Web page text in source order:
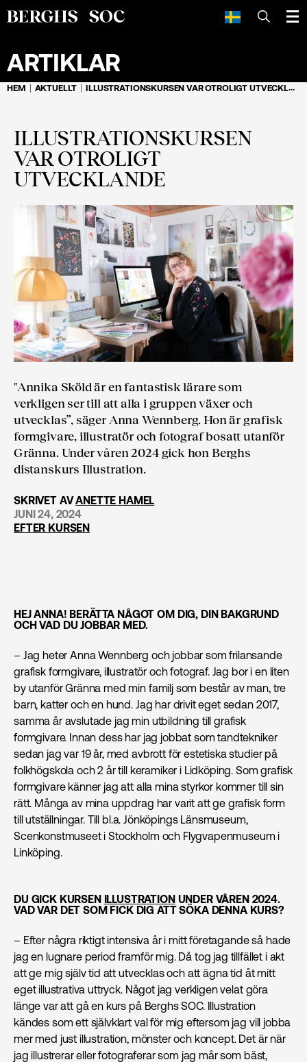
SÖK
ARTIKLAR
HEM AKTUELLT ILLUSTRATIONS­KURSEN VAR OTROLIGT UTVECKLANDE
ILLUSTRATIONS­KURSEN
VAR OTROLIGT
UTVECKLANDE
"Annika Sköld är en fantastisk lärare som
verkligen ser till att alla i gruppen växer och
utvecklas”, säger Anna Wennberg. Hon är grafisk
formgivare, illustratör och fotograf bosatt utanför
Gränna. Under våren 2024 gick hon Berghs
distanskurs Illustration.
SKRIVET AVANETTE HAMEL
JUNI 24, 2024
EFTER KURSEN
HEJ ANNA! BERÄTTA NÅGOT OM DIG, DIN BAKGRUND
OCH VAD DU JOBBAR MED.
– Jag heter Anna Wennberg och jobbar som frilansande
grafisk formgivare, illustratör och fotograf. Jag bor i en liten
by utanför Gränna med min familj som består av man, tre
barn, katter och en hund. Jag har drivit eget sedan 2017,
samma år avslutade jag min utbildning till grafisk
formgivare. Innan dess har jag jobbat som tandtekniker
sedan jag var 19 år, med avbrott för estetiska studier på
folkhögskola och 2 år till keramiker i Lidköping. Som grafisk
formgivare känner jag att alla mina styrkor kommer till sin
rätt. Många av mina uppdrag har varit att ge grafisk form
till utställningar. Till bl.a. Jönköpings Länsmuseum,
Scenkonstmuseet i Stockholm och Flygvapenmuseum i
Linköping.
DU GICK KURSEN ILLUSTRATIONUNDER VÅREN 2024.
VAD VAR DET SOM FICK DIG ATT SÖKA DENNA KURS?
– Efter några riktigt intensiva år i mitt företagande så hade
jag en lugnare period framför mig. Då tog jag tillfället i akt
att ge mig själv tid att utvecklas och att ägna tid åt mitt
eget illustrativa uttryck. Något jag verkligen velat göra
länge var att gå en kurs på Berghs SOC. Illustration
kändes som ett självklart val för mig eftersom jag vill jobba
mer med just illustration, mönster och koncept. Det är när
jag illustrerar eller fotograferar som jag mår som bäst,